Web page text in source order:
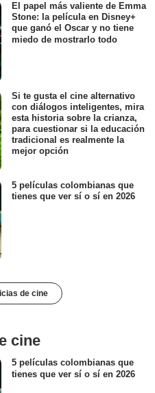
El papel más valiente de Emma
Stone: la película en Disney+
que ganó el Oscar y no tiene
miedo de mostrarlo todo
Si te gusta el cine alternativo
con diálogos inteligentes, mira
esta historia sobre la crianza,
para cuestionar si la educación
tradicional es realmente la
mejor opción
5 películas colombianas que
tienes que ver sí o sí en 2026
de cine
cine
5 películas colombianas que
tienes que ver sí o sí en 2026